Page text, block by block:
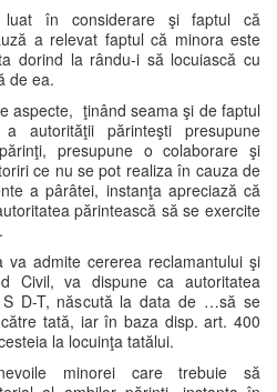
luat în considerare şi faptul că
a relevat faptul că minora este
dorind la rându-i să locuiască cu
de ea.
aspecte, ţinând seama şi de faptul
autorităţii părinteşti presupune
presupune o colaborare şi
ce nu se pot realiza în cauza de
a pârâtei, instanţa apreciază că
părintească să se exercite
va admite cererea reclamantului şi
Civil, va dispune ca autoritatea
S D-T, născută la data de …să se
tată, iar în baza disp. art. 400
la locuinţa tatălui.
minorei care trebuie să